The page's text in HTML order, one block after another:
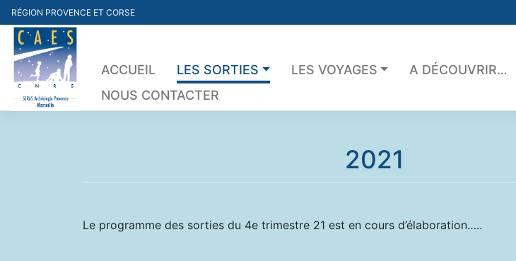
Skip
to
content
RÉGION PROVENCE ET CORSE
ACCUEIL LES SORTIES LES VOYAGES A DÉCOUVRIR…
NOUS CONTACTER
2021
Le programme des sorties du 4e trimestre 21 est en cours d’élaboration…..